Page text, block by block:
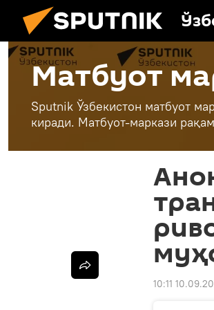
Матбуот
Sputnik Ўзбекистон матбуот
киради. Матбуот-маркази
10:11